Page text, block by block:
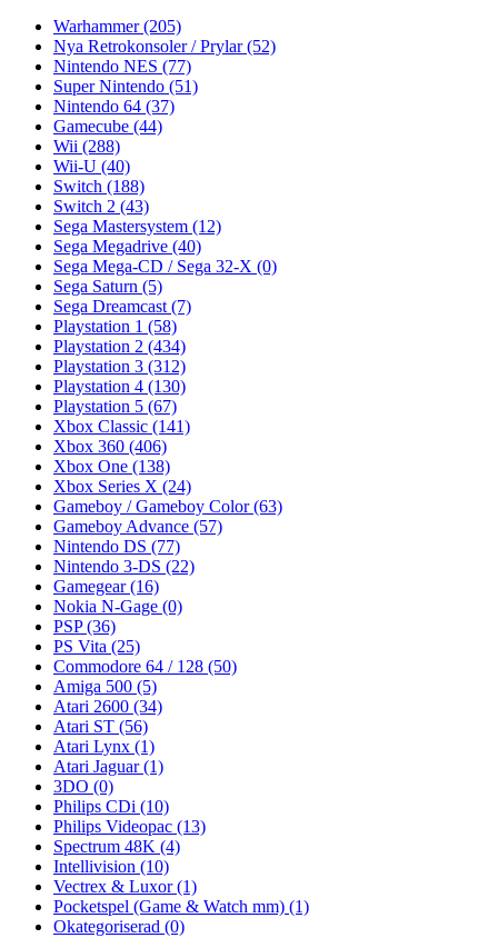
Warhammer(205)
Nya Retrokonsoler / Prylar(52)
Nintendo NES (77)
Super Nintendo (51)
Nintendo 64 (37)
Gamecube (44)
Wii (288)
Wii-U (40)
Switch (188)
Switch 2 (43)
Sega Mastersystem (12)
Sega Megadrive (40)
Sega Mega-CD / Sega 32-X (0)
Sega Saturn (5)
Sega Dreamcast (7)
Playstation 1 (58)
Playstation 2 (434)
Playstation 3 (312)
Playstation 4 (130)
Playstation 5 (67)
Xbox Classic (141)
Xbox 360 (406)
Xbox One (138)
Xbox Series X (24)
Gameboy / Gameboy Color(63)
Gameboy Advance (57)
Nintendo DS (77)
Nintendo 3-DS (22)
Gamegear(16)
Nokia N-Gage (0)
PSP(36)
PS Vita (25)
Commodore 64 / 128 (50)
Amiga 500 (5)
Atari 2600 (34)
Atari ST (56)
Atari Lynx (1)
Atari Jaguar(1)
3DO (0)
Philips CDi (10)
Philips Videopac (13)
Spectrum 48K (4)
Intellivision (10)
Vectrex & Luxor(1)
Pocketspel (Game & Watch mm) (1)
Okategoriserad (0)